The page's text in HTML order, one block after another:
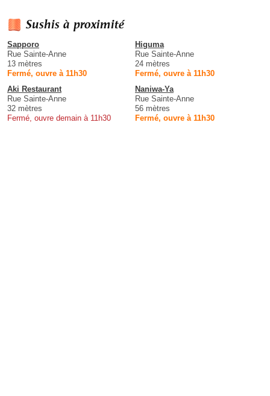
Sushis à proximité
Sapporo
Rue Sainte-Anne
13 mètres
Fermé, ouvre à 11h30
Higuma
Rue Sainte-Anne
24 mètres
Fermé, ouvre à 11h30
Aki Restaurant
Rue Sainte-Anne
32 mètres
Fermé, ouvre demain à 11h30
Naniwa-Ya
Rue Sainte-Anne
56 mètres
Fermé, ouvre à 11h30